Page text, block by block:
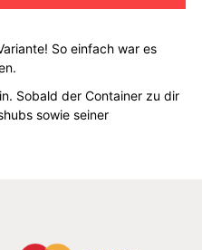
So einfach war es
Sobald der Container zu dir
sowie seiner